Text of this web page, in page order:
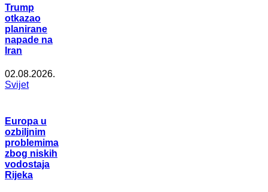
Trump
otkazao
planirane
napade na
Iran
02.08.2026.
Svijet
Europa u
ozbiljnim
problemima
zbog niskih
vodostaja
Rijeka